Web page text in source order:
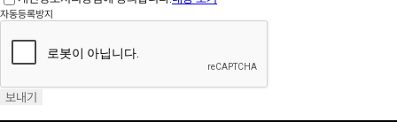
자동등록방지
보내기